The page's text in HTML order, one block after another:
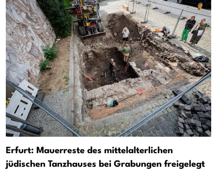
Erfurt: Mauerreste des mittelalterlichen
jüdischen Tanzhauses bei Grabungen freigelegt